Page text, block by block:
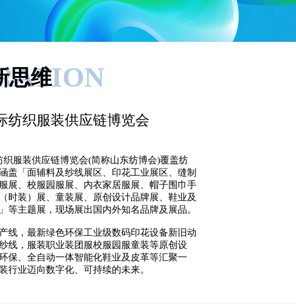
思维
纺织服装供应链博览会
盖「面辅料及纱线展区、印花工业展区、缝制
展、校服园服展、内衣家居服展、帽子围巾手
时装）展、童装展、原创设计品牌展、鞋业及
等主题展，现场展出国内外知名品牌及展品。
线，最新绿色环保工业级数码印花设备新旧动
线，服装职业装团服校服园服童装等原创设
保、全自动一体智能化鞋业及皮革等汇聚一
行业迈向数字化、可持续的未来。